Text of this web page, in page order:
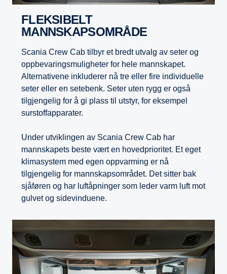
FLEKSIBELT
MANNSKAPSOMRÅDE
Scania Crew Cab tilbyr et bredt utvalg av seter og
oppbevaringsmuligheter for hele mannskapet.
Alternativene inkluderer nå tre eller fire individuelle
seter eller en setebenk. Seter uten rygg er også
tilgjengelig for å gi plass til utstyr, for eksempel
surstoffapparater.
Under utviklingen av Scania Crew Cab har
mannskapets beste vært en hovedprioritet. Et eget
klimasystem med egen oppvarming er nå
tilgjengelig for mannskapsområdet. Det sitter bak
sjåføren og har luftåpninger som leder varm luft mot
gulvet og sidevinduene.